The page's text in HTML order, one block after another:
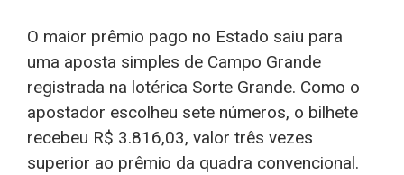
O maior prêmio pago no Estado saiu para
uma aposta simples de Campo Grande
registrada na lotérica Sorte Grande. Como o
apostador escolheu sete números, o bilhete
recebeu R$ 3.816,03, valor três vezes
superior ao prêmio da quadra convencional.